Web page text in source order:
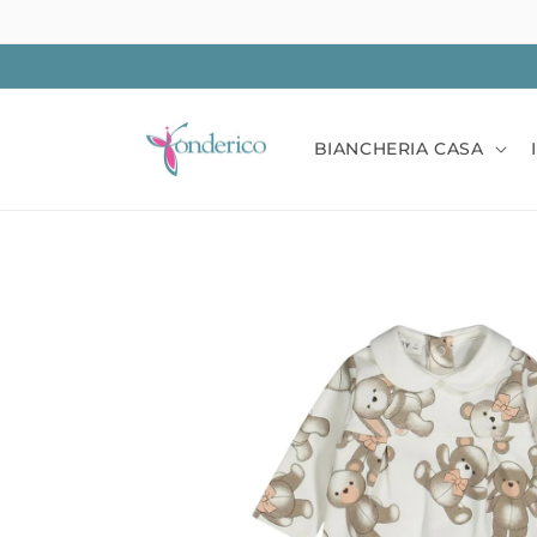
ai contenuti
BIANCHERIA CASA